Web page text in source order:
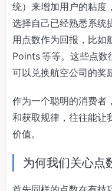
统）来增加用户的粘度
选择自己已经熟悉系统
用点数作为回报，比如
Points 等等。这些点数
可以兑换航空公司的奖
作为一个聪明的消费者
和获取规律，往往能让
价值。
为何我们关心点